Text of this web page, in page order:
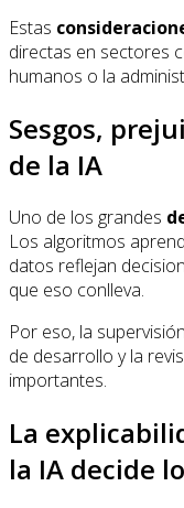
Estas
directas en sectores
humanos o la
Sesgos,
de la IA
Uno de los grandes
Los algoritmos
datos reflejan
que eso conlleva.
Por eso, la
de desarrollo y la
importantes.
La
la IA decide